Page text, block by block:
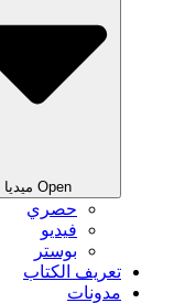
Open ميديا
حصري
فيديو
بوستر
تعريف الكتاب
مدونات